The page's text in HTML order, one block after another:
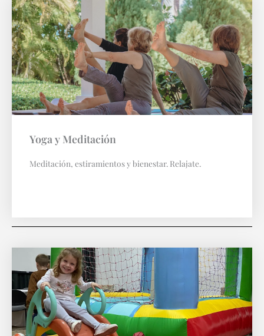
Yoga y Meditación
Meditación, estiramientos y bienestar. Relajate.